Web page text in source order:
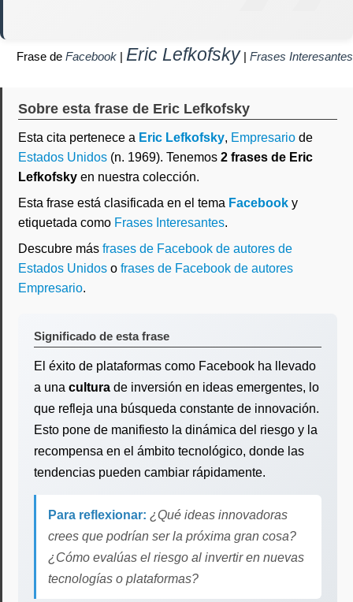
Frase de Facebook | Eric Lefkofsky | Frases Interesantes
Sobre esta frase de Eric Lefkofsky
Esta cita pertenece a Eric Lefkofsky, Empresario de
Estados Unidos (n. 1969). Tenemos 2 frases de Eric
Lefkofsky en nuestra colección.
Esta frase está clasificada en el tema Facebook y
etiquetada como Frases Interesantes.
Descubre más frases de Facebook de autores de
Estados Unidos o frases de Facebook de autores
Empresario.
Significado de esta frase
El éxito de plataformas como Facebook ha llevado
a una cultura de inversión en ideas emergentes, lo
que refleja una búsqueda constante de innovación.
Esto pone de manifiesto la dinámica del riesgo y la
recompensa en el ámbito tecnológico, donde las
tendencias pueden cambiar rápidamente.
Para reflexionar: ¿Qué ideas innovadoras
crees que podrían ser la próxima gran cosa?
¿Cómo evalúas el riesgo al invertir en nuevas
tecnologías o plataformas?